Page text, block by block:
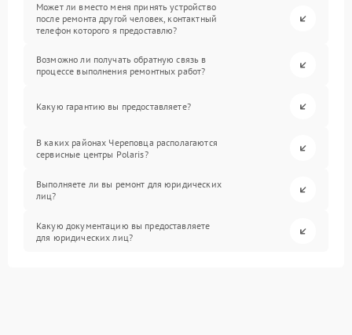
Может ли вместо меня принять устройство
после ремонта другой человек, контактный
телефон которого я предоставлю?
Возможно ли получать обратную связь в
процессе выполнения ремонтных работ?
Какую гарантию вы предоставляете?
В каких районах Череповца располагаются
сервисные центры Polaris?
Выполняете ли вы ремонт для юридических
лиц?
Какую документацию вы предоставляете
для юридических лиц?